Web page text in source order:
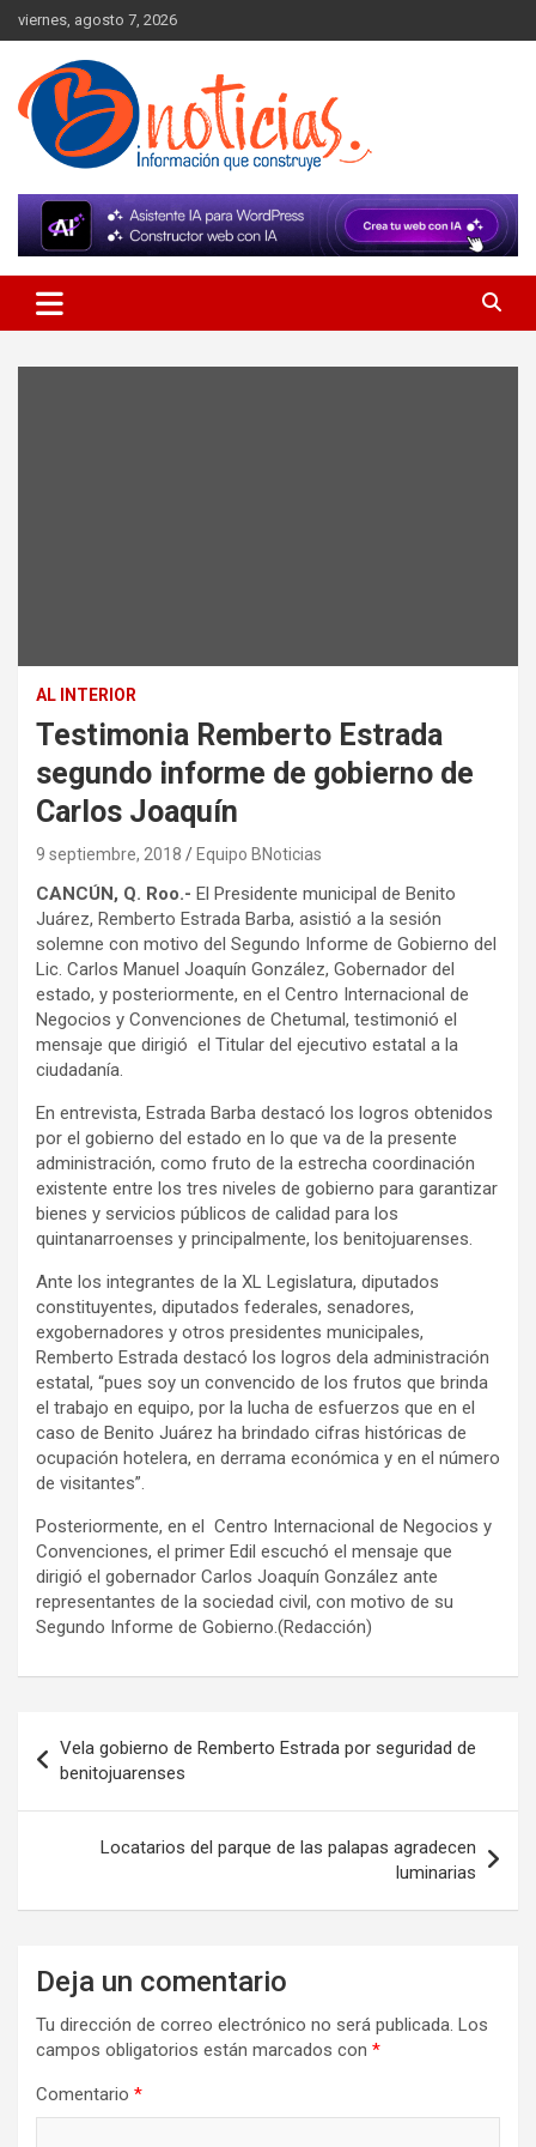
Skip
to
content
viernes, agosto 7, 2026
BNoticias
AL INTERIOR
Testimonia Remberto Estrada
segundo informe de gobierno de
Carlos Joaquín
9 septiembre, 2018 Equipo BNoticias
CANCÚN, Q. Roo.- El Presidente municipal de Benito
Juárez, Remberto Estrada Barba, asistió a la sesión
solemne con motivo del Segundo Informe de Gobierno del
Lic. Carlos Manuel Joaquín González, Gobernador del
estado, y posteriormente, en el Centro Internacional de
Negocios y Convenciones de Chetumal, testimonió el
mensaje que dirigió el Titular del ejecutivo estatal a la
ciudadanía.
En entrevista, Estrada Barba destacó los logros obtenidos
por el gobierno del estado en lo que va de la presente
administración, como fruto de la estrecha coordinación
existente entre los tres niveles de gobierno para garantizar
bienes y servicios públicos de calidad para los
quintanarroenses y principalmente, los benitojuarenses.
Ante los integrantes de la XL Legislatura, diputados
constituyentes, diputados federales, senadores,
exgobernadores y otros presidentes municipales,
Remberto Estrada destacó los logros dela administración
estatal, “pues soy un convencido de los frutos que brinda
el trabajo en equipo, por la lucha de esfuerzos que en el
caso de Benito Juárez ha brindado cifras históricas de
ocupación hotelera, en derrama económica y en el número
de visitantes”.
Posteriormente, en el Centro Internacional de Negocios y
Convenciones, el primer Edil escuchó el mensaje que
dirigió el gobernador Carlos Joaquín González ante
representantes de la sociedad civil, con motivo de su
Segundo Informe de Gobierno.(Redacción)
de
entradas
Vela gobierno de Remberto Estrada por seguridad de
benitojuarenses
Locatarios del parque de las palapas agradecen
luminarias
Deja un comentario
Tu dirección de correo electrónico no será publicada. Los
campos obligatorios están marcados con *
Comentario *